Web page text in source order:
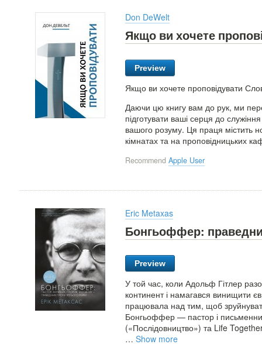
Don DeWelt
Якщо ви хочете
Preview
Якщо ви хочете проповідувати
Даючи цю книгу вам до рук, ми
підготувати ваші серця до
вашого розуму. Ця праця містить
кімнатах та на проповідницьких
Recommend Apple User
Eric Metaxas
Бонгьоффер:
Preview
У той час, коли Адольф Гітлер
континент і намагався винищити
працювала над тим, щоб
Бонгьоффер — пастор і
(«Послідовництво») та Life
… Show more